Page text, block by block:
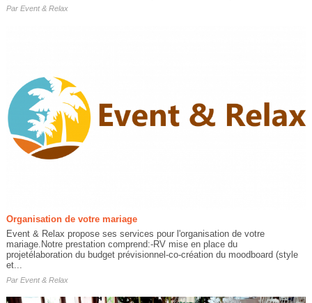
Par Event & Relax
Organisation de votre mariage
Event & Relax propose ses services pour l'organisation de votre
mariage.Notre prestation comprend:-RV mise en place du
projetélaboration du budget prévisionnel-co-création du moodboard (style
et...
Par Event & Relax